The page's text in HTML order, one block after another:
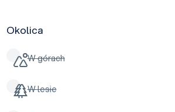
Okolica
W górach
W lesie